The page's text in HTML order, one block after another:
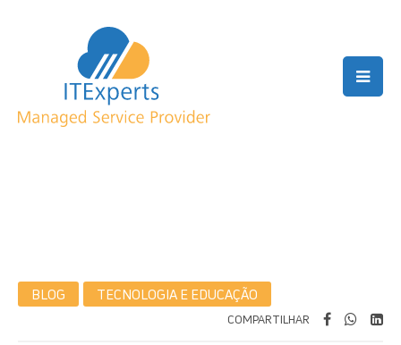
BLOG TECNOLOGIA E EDUCAÇÃO
COMPARTILHAR